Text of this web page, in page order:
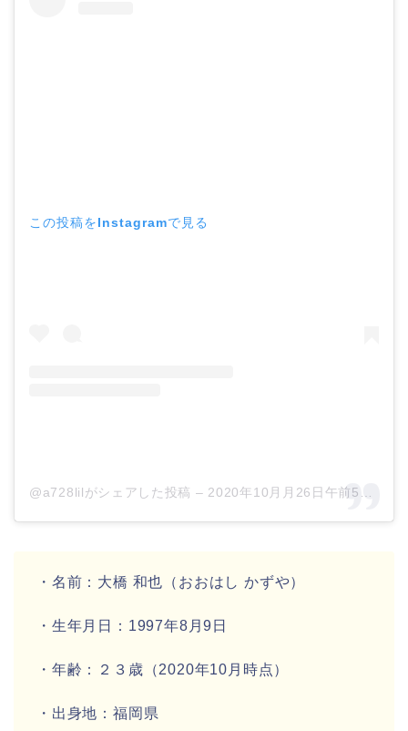
この投稿をInstagramで見る
@a728lilがシェアした投稿 – 2020年10月月26日午前5時26分PDT
・名前： 大橋 和也 （おおはし かずや）
・生年月日： 1997年8月9日
・年齢： ２３歳 （2020年10月時点）
・出身地： 福岡県